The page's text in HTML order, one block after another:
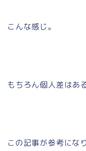
こんな感じ。
もちろん個人差はあ
この記事が参考にな